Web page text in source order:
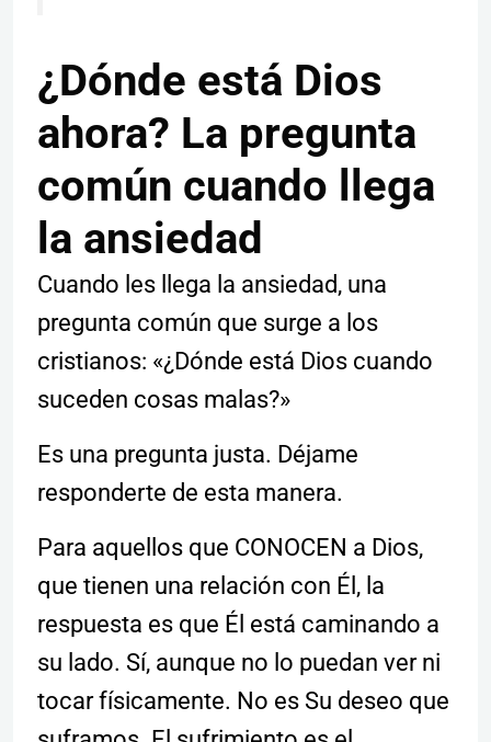
¿Dónde está Dios
ahora? La pregunta
común cuando llega
la ansiedad
Cuando les llega la ansiedad, una
pregunta común que surge a los
cristianos: «¿Dónde está Dios cuando
suceden cosas malas?»
Es una pregunta justa. Déjame
responderte de esta manera.
Para aquellos que CONOCEN a Dios,
que tienen una relación con Él, la
respuesta es que Él está caminando a
su lado. Sí, aunque no lo puedan ver ni
tocar físicamente. No es Su deseo que